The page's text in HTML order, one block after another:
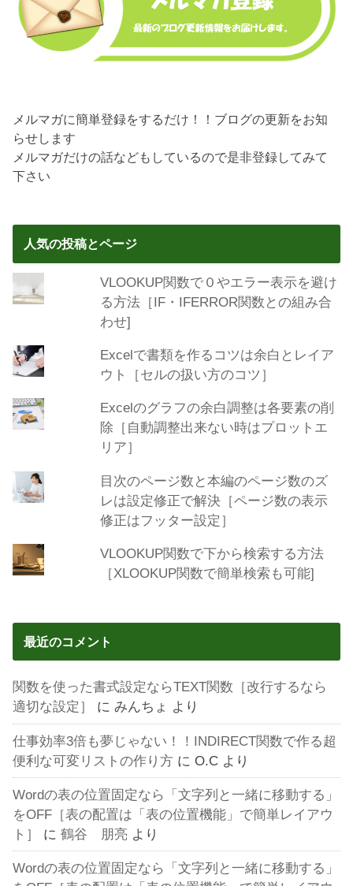
メルマガに簡単登録をするだけ！！ブログの更新をお知
らせします
メルマガだけの話などもしているので是非登録してみて
下さい
人気の投稿とページ
VLOOKUP関数で０やエラー表示を避け
る方法［IF・IFERROR関数との組み合
わせ]
Excelで書類を作るコツは余白とレイア
ウト［セルの扱い方のコツ］
Excelのグラフの余白調整は各要素の削
除［自動調整出来ない時はプロットエ
リア］
目次のページ数と本編のページ数のズ
レは設定修正で解決［ページ数の表示
修正はフッター設定］
VLOOKUP関数で下から検索する方法
［XLOOKUP関数で簡単検索も可能]
最近のコメント
関数を使った書式設定ならTEXT関数［改行するなら
適切な設定］
にみんちょ より
仕事効率3倍も夢じゃない！！INDIRECT関数で作る超
便利な可変リストの作り方 にO.C より
Wordの表の位置固定なら「文字列と一緒に移動する」
をOFF［表の配置は「表の位置機能」で簡単レイアウ
ト］
に鶴谷 朋亮 より
Wordの表の位置固定なら「文字列と一緒に移動する」